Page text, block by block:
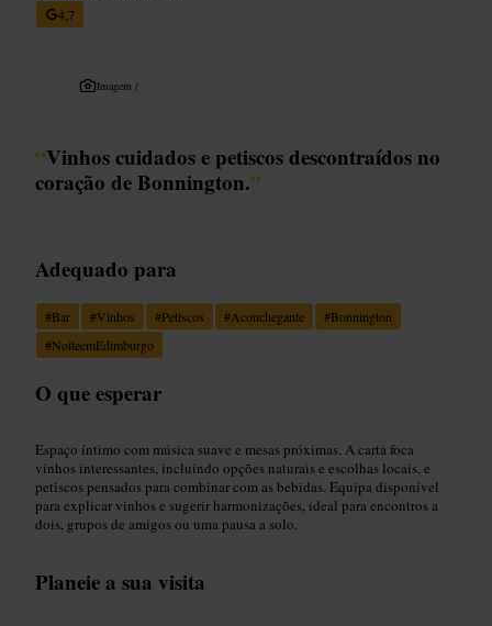
4,7
Imagem /
“Vinhos cuidados e petiscos descontraídos no
coração de Bonnington.”
Adequado para
#Bar #Vinhos #Petiscos #Aconchegante #Bonnington
#NoiteemEdimburgo
O que esperar
Espaço íntimo com música suave e mesas próximas. A carta foca
vinhos interessantes, incluindo opções naturais e escolhas locais, e
petiscos pensados para combinar com as bebidas. Equipa disponível
para explicar vinhos e sugerir harmonizações, ideal para encontros a
dois, grupos de amigos ou uma pausa a solo.
Planeie a sua visita